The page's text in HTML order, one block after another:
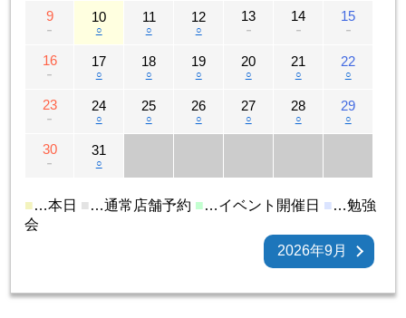
9
－
10
○
11
○
12
○
13
－
14
－
15
－
16
－
17
○
18
○
19
○
20
○
21
○
22
○
23
－
24
○
25
○
26
○
27
○
28
○
29
○
30
－
31
○
■…本日 ■ …通常店舗予約 ■…イベント開催日 ■…勉強
会
2026年9月